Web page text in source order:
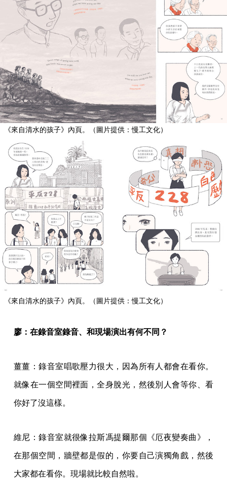
《來自清水的孩子》內頁。（圖片提供：慢工文化）
《來自清水的孩子》內頁。（圖片提供：慢工文化）
廖：在錄音室錄音、和現場演出有何不同？
薑薑：錄音室唱歌壓力很大，因為所有人都會在看你。
就像在一個空間裡面，全身脫光，然後別人會等你、看
你好了沒這樣。
維尼：錄音室就很像拉斯馮提爾那個《厄夜變奏曲》，
在那個空間，牆壁都是假的，你要自己演獨角戲，然後
大家都在看你。現場就比較自然啦。